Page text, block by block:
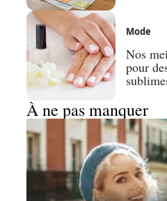
Mode
Nos
pour
À ne pas manquer